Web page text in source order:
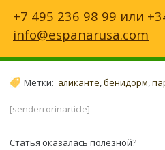
+7 495 236 98 99 или
info@espanarusa.com
Метки: аликанте бенидорм
[senderrorinarticle]
Статья оказалась полезной?